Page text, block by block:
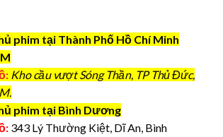
phim tại Thành Phố Hồ Chí Minh
Kho cầu vượt Sóng Thần, TP Thủ Đức,
phim tại Bình Dương
343 Lý Thường Kiệt, Dĩ An, Bình